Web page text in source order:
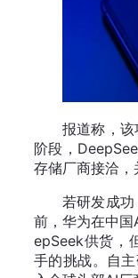
报道称，
阶段，
存储厂商接洽，
若研发成
前，华为在中
epSeek供货，
手的挑战。自